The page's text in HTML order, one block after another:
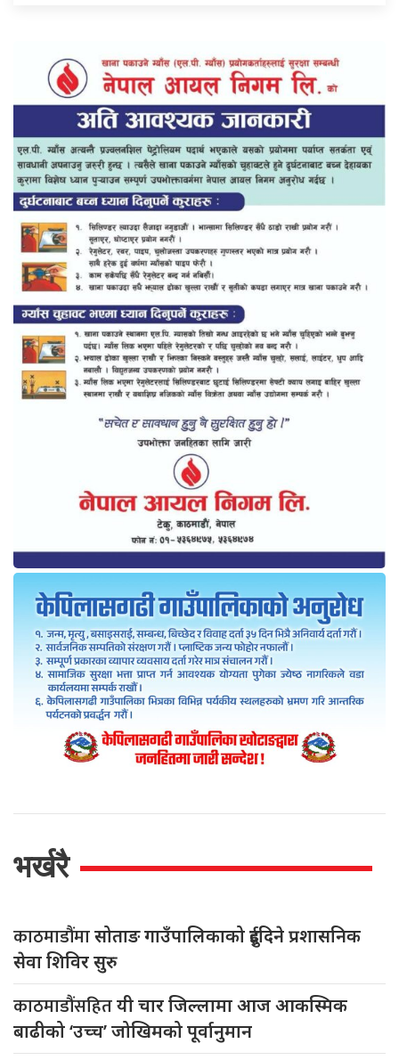
भर्खरै
काठमाडौंमासोताङ गाउँपालिकाको दुईदिने प्रशासनिक
सेवा शिविर सुरु
काठमाडौंसहितयी चार जिल्लामा आज आकस्मिक
बाढीको ‘उच्च’ जोखिमको पूर्वानुमान